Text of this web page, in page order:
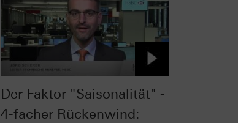
Der Faktor "Saisonalität" -
4-facher Rückenwind: